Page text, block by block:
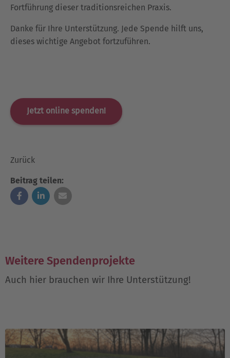
Fortführung dieser traditionsreichen Praxis.
Danke für Ihre Unterstützung. Jede Spende hilft uns,
dieses wichtige Angebot fortzuführen.
Jetzt online spenden!
Zurück
Beitrag teilen:
Weitere Spendenprojekte
Auch hier brauchen wir Ihre Unterstützung!